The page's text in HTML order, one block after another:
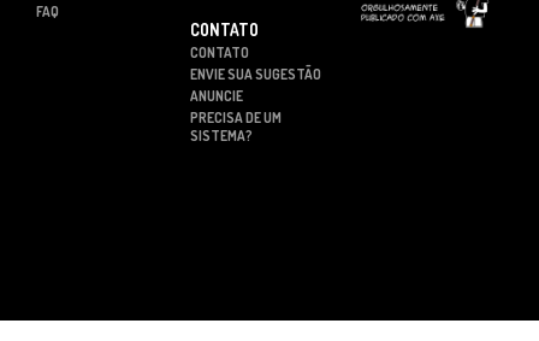
FAQ
CONTATO
CONTATO
ENVIE SUA SUGESTÃO
ANUNCIE
PRECISA DE UM
SISTEMA?